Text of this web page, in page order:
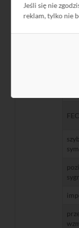
Jeśli się nie
reklam, tylko nie
FEC
FEC